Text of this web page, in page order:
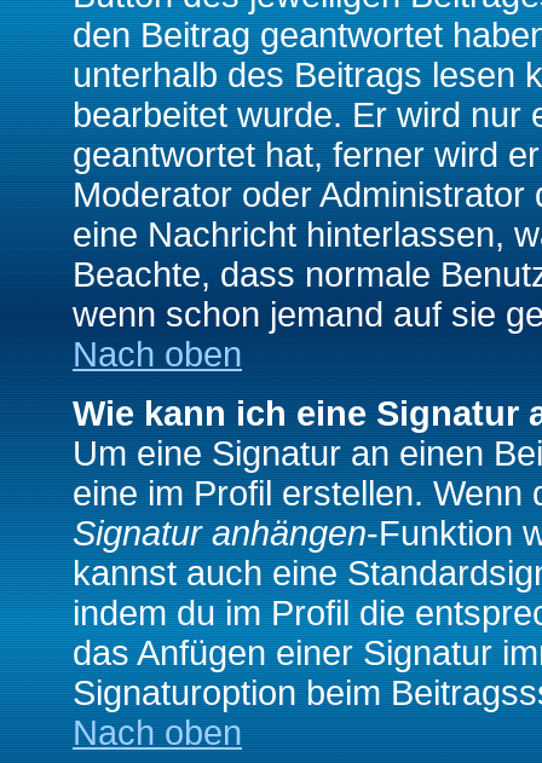
den Beitrag geantwortet
unterhalb des Beitrags lesen
bearbeitet wurde. Er wird nur
geantwortet hat, ferner wird
Moderator oder
eine Nachricht hinterlassen,
Beachte, dass normale
wenn schon jemand auf sie
Nach oben
Wie kann ich eine Signatur
Um eine Signatur an einen
eine im Profil erstellen.
Signatur anhängen-Funktion
kannst auch eine
indem du im Profil die
das Anfügen einer Signatur
Signaturoption beim
Nach oben